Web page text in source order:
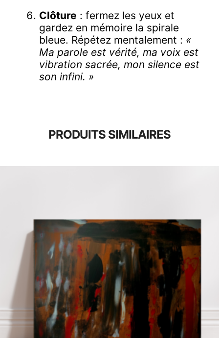
Clôture : fermez les yeux et
gardez en mémoire la spirale
bleue. Répétez mentalement : «
Ma parole est vérité, ma voix est
vibration sacrée, mon silence est
son infini. »
PRODUITS SIMILAIRES
3,00€ 150,00